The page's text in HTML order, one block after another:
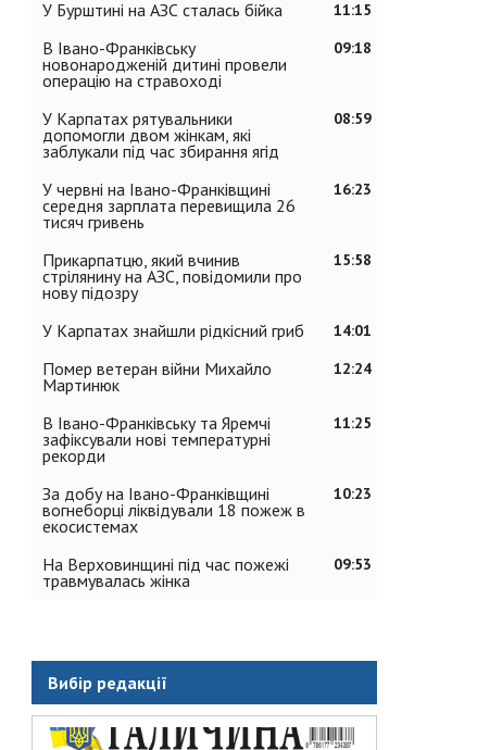
11:15
У Бурштині на АЗС сталась бійка
09:18
В Івано-Франківську
новонародженій дитині провели
операцію на стравоході
08:59
У Карпатах рятувальники
допомогли двом жінкам, які
заблукали під час збирання ягід
16:23
У червні на Івано-Франківщині
середня зарплата перевищила 26
тисяч гривень
15:58
Прикарпатцю, який вчинив
стрілянину на АЗС, повідомили про
нову підозру
14:01
У Карпатах знайшли рідкісний гриб
12:24
Помер ветеран війни Михайло
Мартинюк
11:25
В Івано-Франківську та Яремчі
зафіксували нові температурні
рекорди
10:23
За добу на Івано-Франківщині
вогнеборці ліквідували 18 пожеж в
екосистемах
09:53
На Верховинщині під час пожежі
травмувалась жінка
Вибір редакції